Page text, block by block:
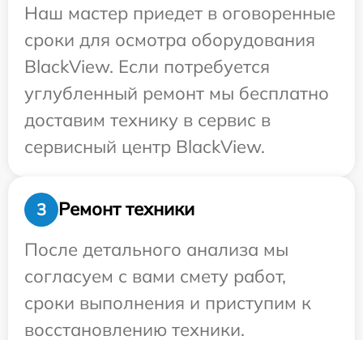
Наш мастер приедет в оговоренные
сроки для осмотра оборудования
BlackView. Если потребуется
углубленный ремонт мы бесплатно
доставим технику в сервис в
сервисный центр BlackView.
3
Ремонт техники
После детального анализа мы
согласуем с вами смету работ,
сроки выполнения и приступим к
восстановлению техники.